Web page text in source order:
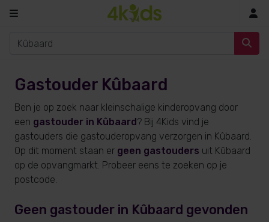
Gastouder Kûbaard
Ben je op zoek naar kleinschalige kinderopvang door
een gastouder in Kûbaard? Bij 4Kids vind je
gastouders die gastouderopvang verzorgen in Kûbaard.
Op dit moment staan er geen gastouders uit Kûbaard
op de opvangmarkt. Probeer eens te zoeken op je
postcode.
Geen gastouder in Kûbaard gevonden